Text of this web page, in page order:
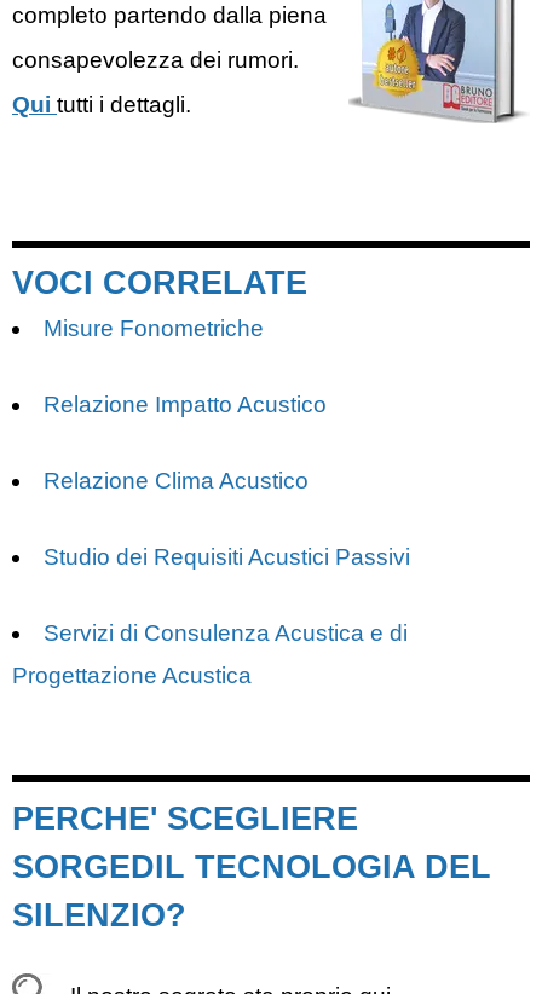
completo partendo dalla piena
consapevolezza dei rumori.
Qui tutti i dettagli.
VOCI CORRELATE
Misure Fonometriche
Relazione Impatto Acustico
Relazione Clima Acustico
Studio dei Requisiti Acustici Passivi
Servizi di Consulenza Acustica e di
Progettazione Acustica
PERCHE' SCEGLIERE
SORGEDIL TECNOLOGIA DEL
SILENZIO?